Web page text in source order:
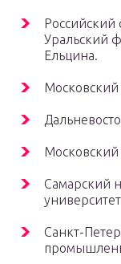
Российский
Уральский
Ельцина.
Московский
Московский
Самарский
Санкт-